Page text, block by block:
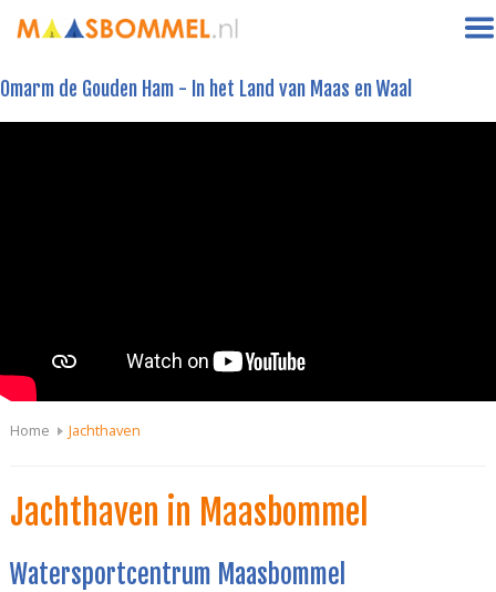
Omarm de Gouden Ham - In het Land van Maas en Waal
Home Jachthaven
Jachthaven in Maasbommel
Watersportcentrum Maasbommel